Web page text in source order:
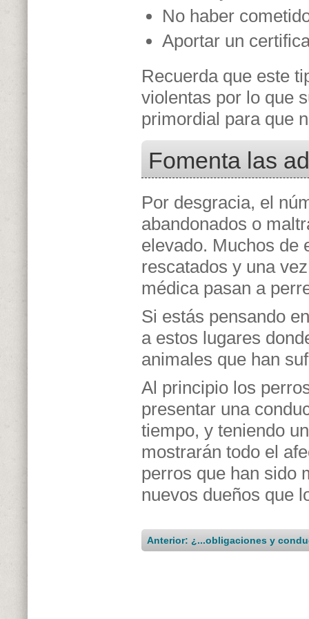
No haber
Aportar un
Recuerda que este
violentas por lo que
primordial para que
Fomenta las
Por desgracia, el
abandonados o
elevado. Muchos de
rescatados y una
médica pasan a
Si estás pensando
a estos lugares
animales que han
Al principio los
presentar una
tiempo, y teniendo
mostrarán todo el
perros que han sido
nuevos dueños que
Anterior: ¿...obligaciones y